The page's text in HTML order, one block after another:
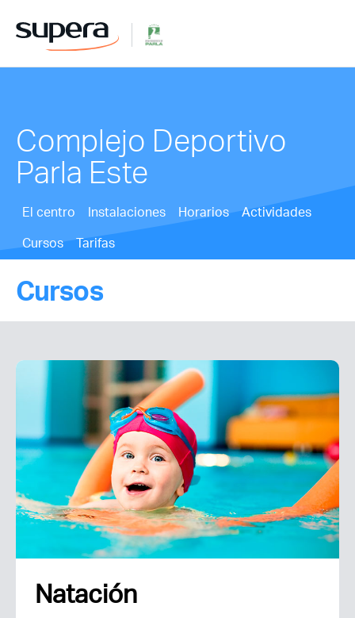
Complejo Deportivo
Parla Este
El centro Instalaciones Horarios
Actividades
Cursos
Tarifas
Cursos
Natación